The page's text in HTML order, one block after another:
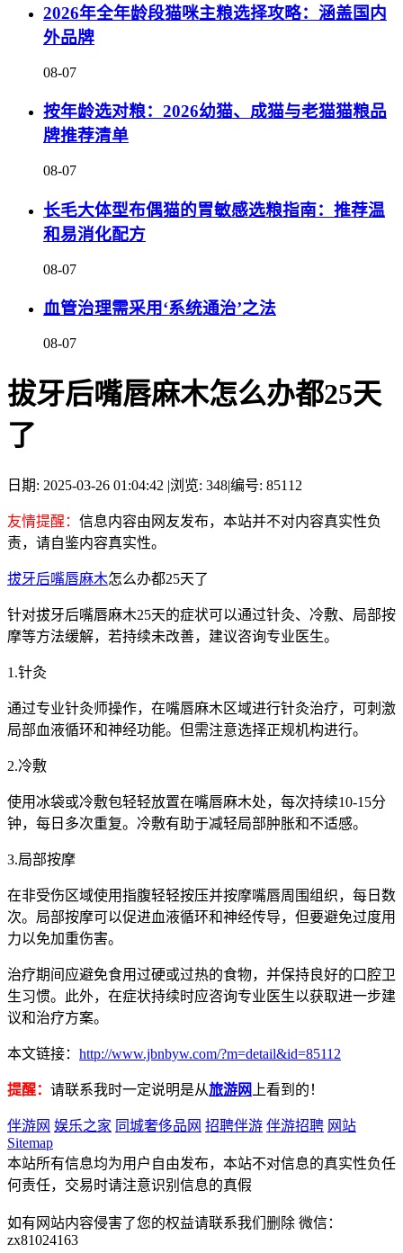
2026年全年龄段猫咪主粮选择攻略：涵盖国内
外品牌
08-07
按年龄选对粮：2026幼猫、成猫与老猫猫粮品
牌推荐清单
08-07
长毛大体型布偶猫的胃敏感选粮指南：推荐温
和易消化配方
08-07
血管治理需采用‘系统通治’之法
08-07
拔牙后嘴唇麻木怎么办都25天
了
日期: 2025-03-26 01:04:42 |浏览: 348|编号: 85112
友情提醒： 信息内容由网友发布，本站并不对内容真实性负
责，请自鉴内容真实性。
拔牙后嘴唇麻木怎么办都25天了
针对拔牙后嘴唇麻木25天的症状可以通过针灸、冷敷、局部按
摩等方法缓解，若持续未改善，建议咨询专业医生。
1.针灸
通过专业针灸师操作，在嘴唇麻木区域进行针灸治疗，可刺激
局部血液循环和神经功能。但需注意选择正规机构进行。
2.冷敷
使用冰袋或冷敷包轻轻放置在嘴唇麻木处，每次持续10-15分
钟，每日多次重复。冷敷有助于减轻局部肿胀和不适感。
3.局部按摩
在非受伤区域使用指腹轻轻按压并按摩嘴唇周围组织，每日数
次。局部按摩可以促进血液循环和神经传导，但要避免过度用
力以免加重伤害。
治疗期间应避免食用过硬或过热的食物，并保持良好的口腔卫
生习惯。此外，在症状持续时应咨询专业医生以获取进一步建
议和治疗方案。
本文链接： http://www.jbnbyw.com/?m=detail&id=85112
提醒： 请联系我时一定说明是从旅游网 上看到的！
伴游网 娱乐之家 同城奢侈品网 招聘伴游 伴游招聘 网站
Sitemap
本站所有信息均为用户自由发布，本站不对信息的真实性负任
何责任，交易时请注意识别信息的真假
如有网站内容侵害了您的权益请联系我们删除 微信：
zx81024163